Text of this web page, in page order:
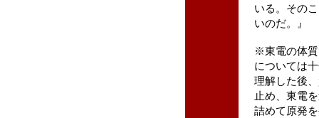
いる。その
いのだ。』
※東電の体
については
理解した後
止め、東電
詰めて原発